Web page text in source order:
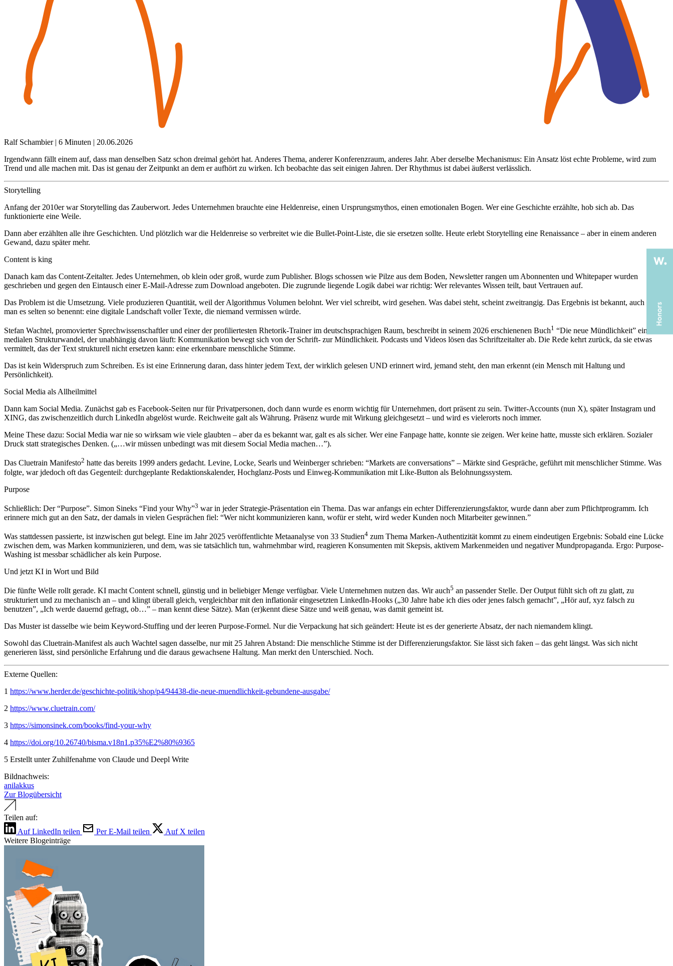
Ralf Schambier | 6 Minuten | 20.06.2026
Irgendwann fällt einem auf, dass man denselben Satz schon dreimal gehört hat. Anderes Thema, anderer Konferenzraum, anderes Jahr. Aber derselbe Mechanismus: Ein Ansatz löst echte Probleme, wird zum
Trend und alle machen mit. Das ist genau der Zeitpunkt an dem er aufhört zu wirken. Ich beobachte das seit einigen Jahren. Der Rhythmus ist dabei äußerst verlässlich.
Storytelling
Anfang der 2010er war Storytelling das Zauberwort. Jedes Unternehmen brauchte eine Heldenreise, einen Ursprungsmythos, einen emotionalen Bogen. Wer eine Geschichte erzählte, hob sich ab. Das
funktionierte eine Weile.
Dann aber erzählten alle ihre Geschichten. Und plötzlich war die Heldenreise so verbreitet wie die Bullet-Point-Liste, die sie ersetzen sollte. Heute erlebt Storytelling eine Renaissance – aber in einem anderen
Gewand, dazu später mehr.
Content is king
Danach kam das Content-Zeitalter. Jedes Unternehmen, ob klein oder groß, wurde zum Publisher. Blogs schossen wie Pilze aus dem Boden, Newsletter rangen um Abonnenten und Whitepaper wurden
geschrieben und gegen den Eintausch einer E-Mail-Adresse zum Download angeboten. Die zugrunde liegende Logik dabei war richtig: Wer relevantes Wissen teilt, baut Vertrauen auf.
Das Problem ist die Umsetzung. Viele produzieren Quantität, weil der Algorithmus Volumen belohnt. Wer viel schreibt, wird gesehen. Was dabei steht, scheint zweitrangig. Das Ergebnis ist bekannt, auch wenn
man es selten so benennt: eine digitale Landschaft voller Texte, die niemand vermissen würde.
Stefan Wachtel, promovierter Sprechwissenschaftler und einer der profiliertesten Rhetorik-Trainer im deutschsprachigen Raum, beschreibt in seinem 2026 erschienenen Buch1 “Die neue Mündlichkeit” einen
medialen Strukturwandel, der unabhängig davon läuft: Kommunikation bewegt sich von der Schrift- zur Mündlichkeit. Podcasts und Videos lösen das Schriftzeitalter ab. Die Rede kehrt zurück, da sie etwas
vermittelt, das der Text strukturell nicht ersetzen kann: eine erkennbare menschliche Stimme.
Das ist kein Widerspruch zum Schreiben. Es ist eine Erinnerung daran, dass hinter jedem Text, der wirklich gelesen UND erinnert wird, jemand steht, den man erkennt (ein Mensch mit Haltung und
Persönlichkeit).
Social Media als Allheilmittel
Dann kam Social Media. Zunächst gab es Facebook-Seiten nur für Privatpersonen, doch dann wurde es enorm wichtig für Unternehmen, dort präsent zu sein. Twitter-Accounts (nun X), später Instagram und
XING, das zwischenzeitlich durch LinkedIn abgelöst wurde. Reichweite galt als Währung. Präsenz wurde mit Wirkung gleichgesetzt – und wird es vielerorts noch immer.
Meine These dazu: Social Media war nie so wirksam wie viele glaubten – aber da es bekannt war, galt es als sicher. Wer eine Fanpage hatte, konnte sie zeigen. Wer keine hatte, musste sich erklären. Sozialer
Druck statt strategisches Denken. („…wir müssen unbedingt was mit diesem Social Media machen…”).
Das Cluetrain Manifesto2 hatte das bereits 1999 anders gedacht. Levine, Locke, Searls und Weinberger schrieben: “Markets are conversations” – Märkte sind Gespräche, geführt mit menschlicher Stimme. Was
folgte, war jdedoch oft das Gegenteil: durchgeplante Redaktionskalender, Hochglanz-Posts und Einweg-Kommunikation mit Like-Button als Belohnungssystem.
Purpose
Schließlich: Der “Purpose”. Simon Sineks “Find your Why”3 war in jeder Strategie-Präsentation ein Thema. Das war anfangs ein echter Differenzierungsfaktor, wurde dann aber zum Pflichtprogramm. Ich
erinnere mich gut an den Satz, der damals in vielen Gesprächen fiel: “Wer nicht kommunizieren kann, wofür er steht, wird weder Kunden noch Mitarbeiter gewinnen.”
Was stattdessen passierte, ist inzwischen gut belegt. Eine im Jahr 2025 veröffentlichte Metaanalyse von 33 Studien4 zum Thema Marken-Authentizität kommt zu einem eindeutigen Ergebnis: Sobald eine Lücke
zwischen dem, was Marken kommunizieren, und dem, was sie tatsächlich tun, wahrnehmbar wird, reagieren Konsumenten mit Skepsis, aktivem Markenmeiden und negativer Mundpropaganda. Ergo: Purpose-
Washing ist messbar schädlicher als kein Purpose.
Und jetzt KI in Wort und Bild
Die fünfte Welle rollt gerade. KI macht Content schnell, günstig und in beliebiger Menge verfügbar. Viele Unternehmen nutzen das. Wir auch5 an passender Stelle. Der Output fühlt sich oft zu glatt, zu
strukturiert und zu mechanisch an – und klingt überall gleich, vergleichbar mit den inflationär eingesetzten LinkedIn-Hooks („30 Jahre habe ich dies oder jenes falsch gemacht”, „Hör auf, xyz falsch zu
benutzen”, „Ich werde dauernd gefragt, ob…” – man kennt diese Sätze). Man (er)kennt diese Sätze und weiß genau, was damit gemeint ist.
Das Muster ist dasselbe wie beim Keyword-Stuffing und der leeren Purpose-Formel. Nur die Verpackung hat sich geändert: Heute ist es der generierte Absatz, der nach niemandem klingt.
Sowohl das Cluetrain-Manifest als auch Wachtel sagen dasselbe, nur mit 25 Jahren Abstand: Die menschliche Stimme ist der Differenzierungsfaktor. Sie lässt sich faken – das geht längst. Was sich nicht
generieren lässt, sind persönliche Erfahrung und die daraus gewachsene Haltung. Man merkt den Unterschied. Noch.
Externe Quellen:
1 https://www.herder.de/geschichte-politik/shop/p4/94438-die-neue-muendlichkeit-gebundene-ausgabe/
2 https://www.cluetrain.com/
3 https://simonsinek.com/books/find-your-why
4 https://doi.org/10.26740/bisma.v18n1.p35%E2%80%9365
5 Erstellt unter Zuhilfenahme von Claude und Deepl Write
Bildnachweis:
anilakkus
Zur Blogübersicht
Teilen auf:
Auf LinkedIn teilen
Per E-Mail teilen
Auf X teilen
Weitere Blogeinträge